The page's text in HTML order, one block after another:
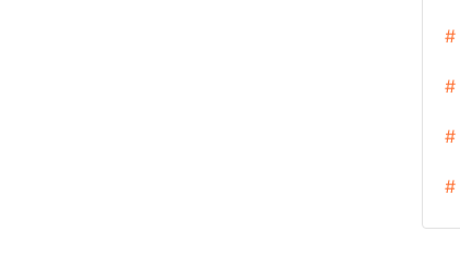
#
#
#
#